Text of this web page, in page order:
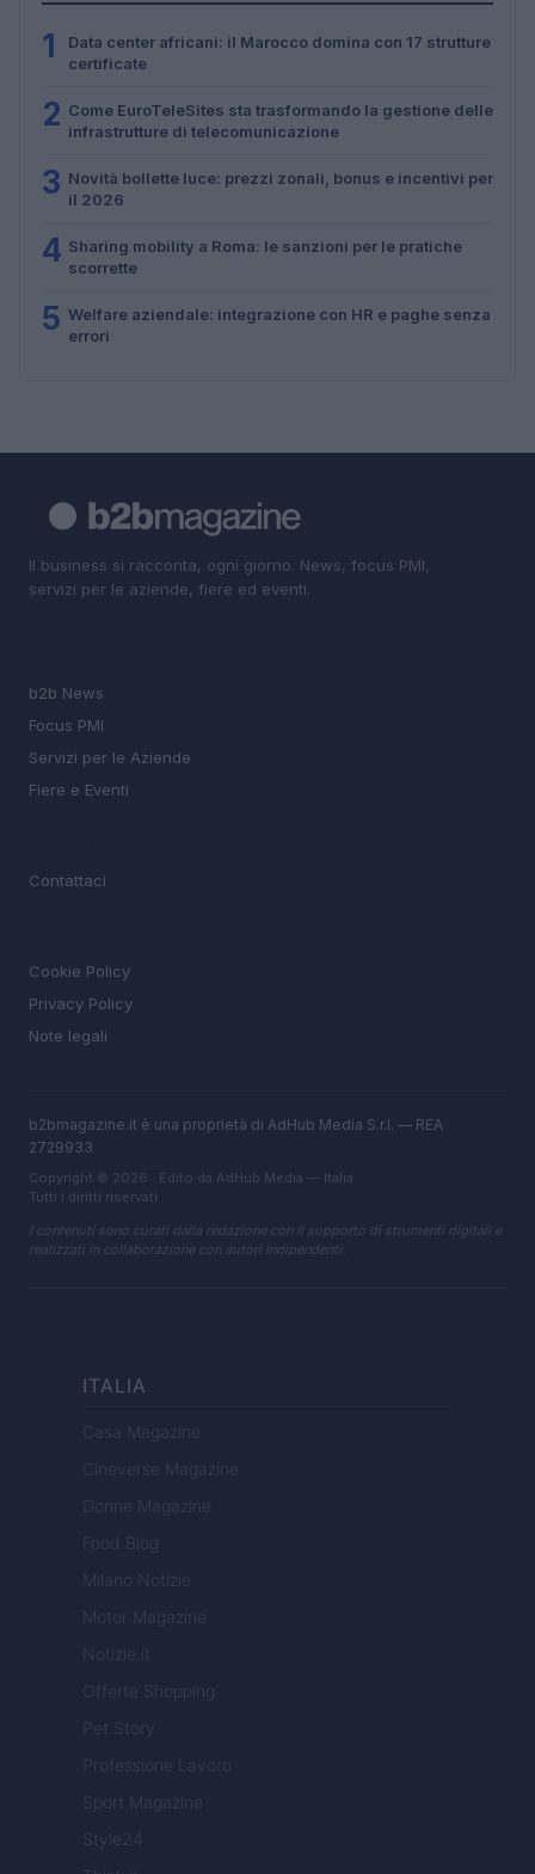
1
Data center africani: il Marocco domina con 17 strutture
certificate
2 Come EuroTeleSites sta trasformando la gestione delle
infrastrutture di telecomunicazione
3 Novità bollette luce: prezzi zonali, bonus e incentivi per
il 2026
4 Sharing mobility a Roma: le sanzioni per le pratiche
scorrette
5 Welfare aziendale: integrazione con HR e paghe senza
errori
Il business si racconta, ogni giorno. News, focus PMI,
servizi per le aziende, fiere ed eventi.
b2b News
Focus PMI
Servizi per le Aziende
Fiere e Eventi
Contattaci
Cookie Policy
Privacy Policy
Note legali
b2bmagazine.it è una proprietà di AdHub Media S.r.l. — REA
2729933
Copyright © 2026 · Edito da AdHub Media — Italia
Tutti i diritti riservati
I contenuti sono curati dalla redazione con il supporto di strumenti digitali e
realizzati in collaborazione con autori indipendenti.
ITALIA
Casa Magazine
Cineverse Magazine
Donne Magazine
Food Blog
Milano Notizie
Motor Magazine
Notizie.it
Offerte Shopping
Pet Story
Professione Lavoro
Sport Magazine
Style24